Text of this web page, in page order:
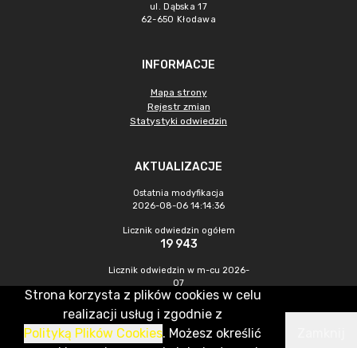
ul. Dąbska 17
62-650 Kłodawa
INFORMACJE
Mapa strony
Rejestr zmian
Statystyki odwiedzin
AKTUALIZACJE
Ostatnia modyfikacja
2026-08-06 14:14:36
Licznik odwiedzin ogółem
19 943
Licznik odwiedzin w m-cu 2026-
07
597
CMS & Hosting: Nefeni Sp. z o.o.
Strona korzysta z plików cookies w celu
realizacji usług i zgodnie z
Polityką Plików Cookies. Możesz określić